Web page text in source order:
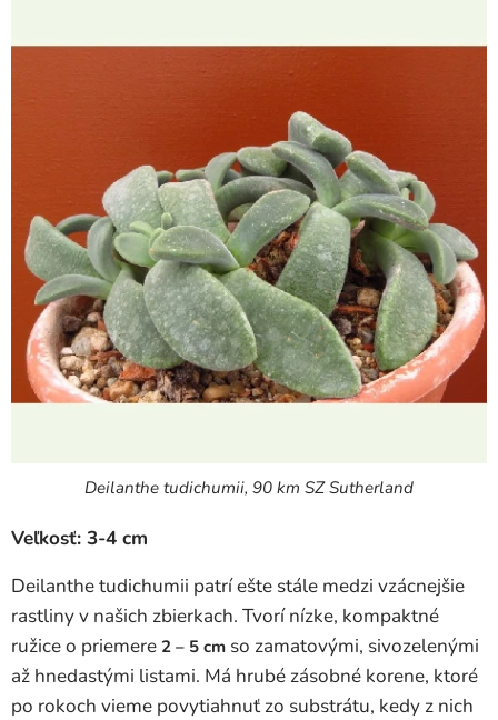
Deilanthe tudichumii, 90 km SZ Sutherland
Veľkosť: 3-4 cm
Deilanthe tudichumii patrí ešte stále medzi vzácnejšie
rastliny v našich zbierkach. Tvorí nízke, kompaktné
ružice o priemere 2 – 5 cm so zamatovými, sivozelenými
až hnedastými listami. Má hrubé zásobné korene, ktoré
po rokoch vieme povytiahnuť zo substrátu, kedy z nich